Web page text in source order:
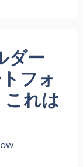
ダー
フォ
れは